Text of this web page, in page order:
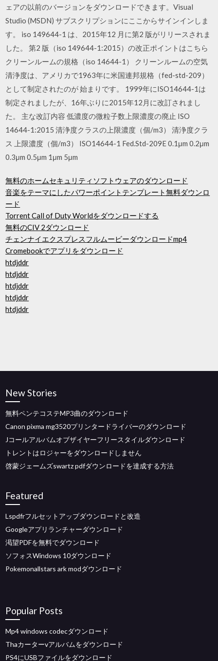
ェアの以前のバージョンをダウンロードできます。Visual
Studio (MSDN) サブスクリプションにここからサインインしま
す。 iso 149644-1 は、2015年12 月に第2 版がリリースされま
した。 第2 版（iso 149644-1:2015）の改正ポイントはこちら
クリーンルームの規格（iso 14644-1） クリーンルームの空気
清浄度は、アメリカで1963年に米国連邦規格（fed-std-209）
として制定されたのが 始まりです。 1999年にISO14644-1は
制定されましたが、16年ぶりに2015年12月に改訂されまし
た。 主な改訂内容 低濃度の微粒子数上限濃度の廃止 ISO
14644-1:2015 清浄度クラスの上限濃度（個/m3） 清浄度クラ
ス 上限濃度（個/m3） ISO14644-1 Fed.Std-209E 0.1μm 0.2μm
0.3μm 0.5μm 1μm 5μm
無料のホームセキュリティソフトウェアのダウンロード
音楽をテーマにしたパワーポイントテンプレート無料ダウンロ
ード
Torrent Call of Duty Worldをダウンロードする
無料のCIV 2ダウンロード
チェンナイエクスプレスフルムービーダウンロードmp4
Cromebookでアプリをダウンロード
htdjddr
htdjddr
htdjddr
htdjddr
htdjddr
New Stories
無料ペンテコステMP3曲のダウンロード
Canon pixma mg3520プリンタードライバーのダウンロード
Jコールアルバムオブザイヤーフリースタイルダウンロード
トレントはロジャーをダウンロードしません
啓蒙ジェームズswartz pdfダウンロードを達成する方法
Featured
Lspdfrフルセットアップダウンロードと改造
Googleアプリランチャーダウンロード
渇望PDFを無料でダウンロード
ソフォスWindows 10ダウンロード
Pokemonallstars ark modダウンロード
Popular Posts
Mp4 windows codecダウンロード
Thaカーターvアルバムをダウンロード
PS4にUSBファイルをダウンロード